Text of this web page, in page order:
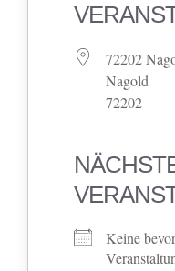
72202
Nagold
72202
Keine